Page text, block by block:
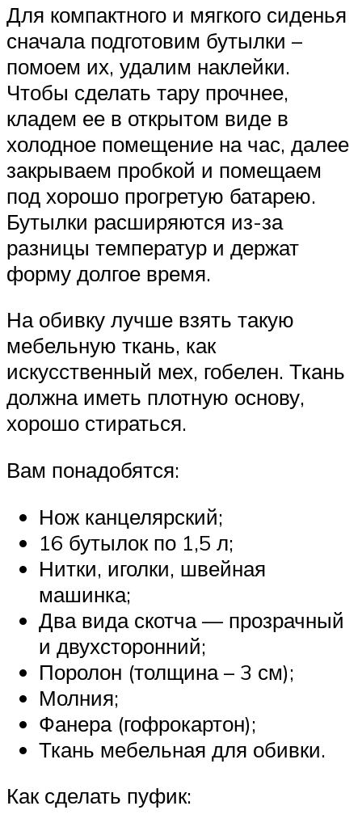
Для компактного и мягкого сиденья
сначала подготовим бутылки –
помоем их, удалим наклейки.
Чтобы сделать тару прочнее,
кладем ее в открытом виде в
холодное помещение на час, далее
закрываем пробкой и помещаем
под хорошо прогретую батарею.
Бутылки расширяются из-за
разницы температур и держат
форму долгое время.
На обивку лучше взять такую
мебельную ткань, как
искусственный мех, гобелен. Ткань
должна иметь плотную основу,
хорошо стираться.
Вам понадобятся:
Нож канцелярский;
16 бутылок по 1,5 л;
Нитки, иголки, швейная
машинка;
Два вида скотча — прозрачный
и двухсторонний;
Поролон (толщина – 3 см);
Молния;
Фанера (гофрокартон);
Ткань мебельная для обивки.
Как сделать пуфик: